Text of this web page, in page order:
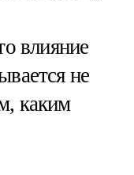
влияние
не
каким